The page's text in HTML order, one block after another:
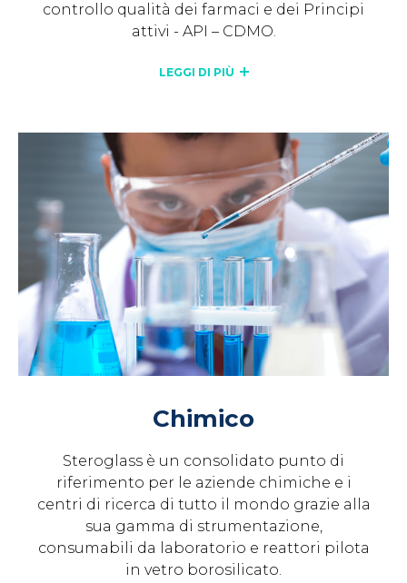
controllo qualità dei farmaci e dei Principi
attivi - API – CDMO.
LEGGI DI PIÙ
Chimico
Steroglass è un consolidato punto di
riferimento per le aziende chimiche e i
centri di ricerca di tutto il mondo grazie alla
sua gamma di strumentazione,
consumabili da laboratorio e reattori pilota
in vetro borosilicato.